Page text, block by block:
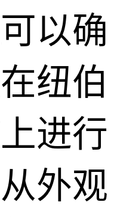
以确
纽伯
进行
外观